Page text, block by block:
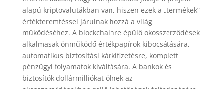
alapú kriptovalutákban van, hiszen ezek a „termékek”
értékteremtéssel járulnak hozzá a világ
működéséhez. A blockchainre épülő okosszerződések
alkalmasak önműködő értékpapírok kibocsátására,
automatikus biztosítási kárkifizetésre, komplett
pénzügyi folyamatok kiváltására. A bankok és
biztosítók dollármilliókat ölnek az